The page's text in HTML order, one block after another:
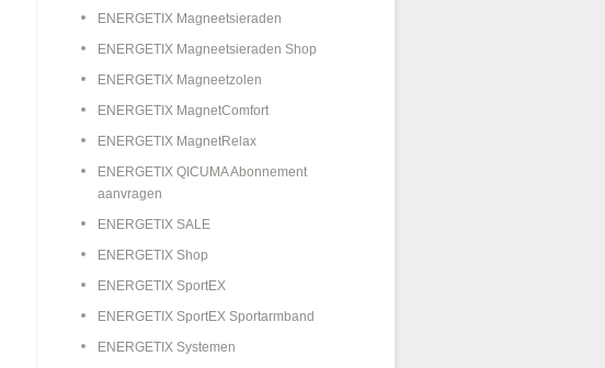
ENERGETIX Magneetsieraden
ENERGETIX Magneetsieraden Shop
ENERGETIX Magneetzolen
ENERGETIX MagnetComfort
ENERGETIX MagnetRelax
ENERGETIX QICUMA Abonnement
aanvragen
ENERGETIX SALE
ENERGETIX Shop
ENERGETIX SportEX
ENERGETIX SportEX Sportarmband
ENERGETIX Systemen